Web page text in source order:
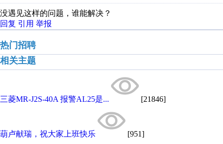
没遇见这样的问题，谁能解决？
回复 引用 举报
热门招聘
相关主题
三菱MR-J2S-40A 报警AL25是... [21846]
葫卢献瑞，祝大家上班快乐 [951]